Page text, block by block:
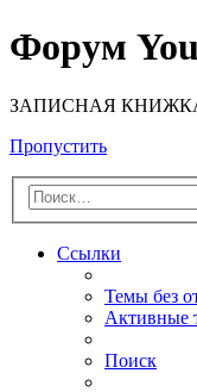
Форум
ЗАПИСНАЯ
Пропустить
Ссылки
Темы без
Активные
Поиск